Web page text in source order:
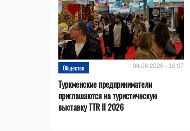
Общество 04.08.2026 - 16:07
Туркменские предприниматели
приглашаются на туристическую
выставку TTR II 2026